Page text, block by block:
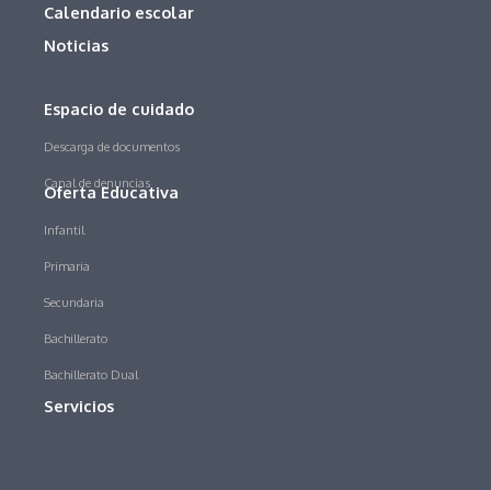
Calendario escolar
Noticias
Espacio de cuidado
Descarga de documentos
Canal de denuncias
Oferta Educativa
Infantil
Primaria
Secundaria
Bachillerato
Bachillerato Dual
Servicios